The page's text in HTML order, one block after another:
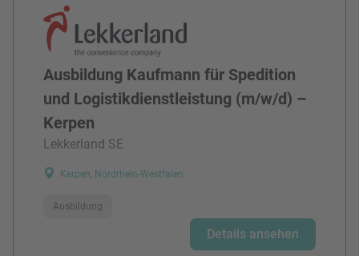
Ausbildung Kaufmann für Spedition
und Logistikdienstleistung (m/w/d) –
Kerpen
Lekkerland SE
Kerpen, Nordrhein-Westfalen
Ausbildung
Details ansehen